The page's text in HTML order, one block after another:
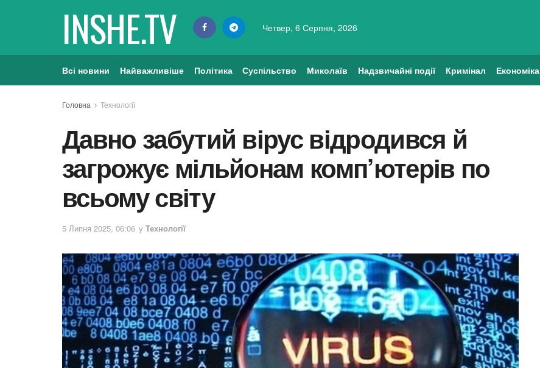
INSHE.TV Четвер, 6 Серпня, 2026
Всі новини Найважливіше Політика Суспільство Миколаїв Надзвичайні події Кримінал Економіка
Головна Технології
Давно забутий вірус відродився й
загрожує мільйонам комп’ютерів по
всьому світу
5 Липня 2025, 06:06 у Технології